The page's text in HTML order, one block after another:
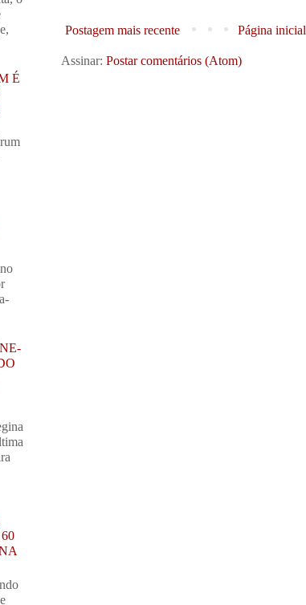
Postagem mais recente Página inicial
Assinar: Postar comentários (Atom)
É